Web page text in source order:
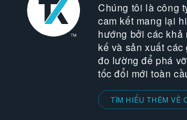
Chúng tôi là công
cam kết mang lại
hướng bởi các khả
kế và sản xuất
đo lường để phá
tốc đổi mới toàn
TÌM HIỂU THÊM VỀ